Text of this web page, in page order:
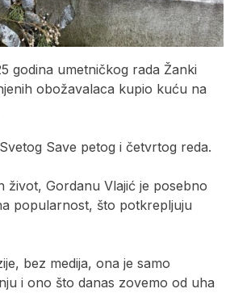
godina umetničkog rada Žanki
obožavalaca kupio kuću na
Save petog i četvrtog reda.
život, Gordanu Vlajić je posebno
popularnost, što potkrepljuju
bez medija, ona je samo
i ono što danas zovemo od uha